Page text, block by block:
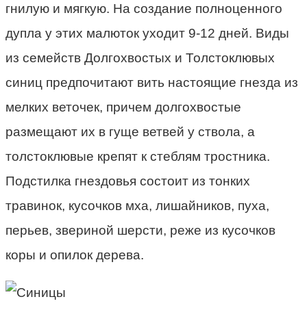
гнилую и мягкую. На создание полноценного
дупла у этих малюток уходит 9-12 дней. Виды
из семейств Долгохвостых и Толстоклювых
синиц предпочитают вить настоящие гнезда из
мелких веточек, причем долгохвостые
размещают их в гуще ветвей у ствола, а
толстоклювые крепят к стеблям тростника.
Подстилка гнездовья состоит из тонких
травинок, кусочков мха, лишайников, пуха,
перьев, звериной шерсти, реже из кусочков
коры и опилок дерева.